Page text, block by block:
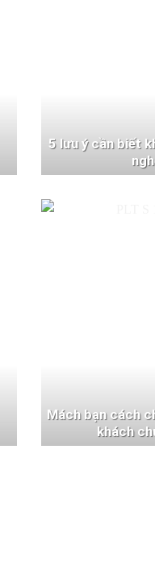
5 lưu ý cần biết
Mách bạn cách
khách